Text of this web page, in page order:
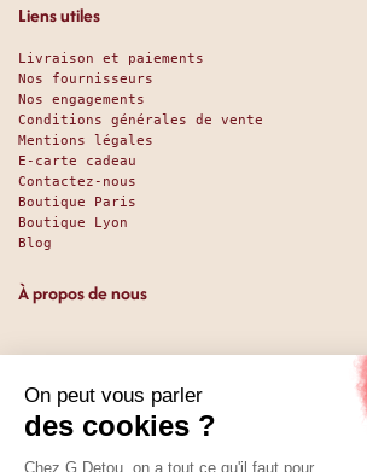
Liens utiles
Livraison et paiements
Nos fournisseurs
Nos engagements
Conditions générales de vente
Mentions légales
E-carte cadeau
Contactez-nous
Boutique Paris
Boutique Lyon
Blog
À propos de nous
Depuis 1951, nous accueillons les
en leur promettant des produits de
prix. Que vous soyez des pros ou des
cherchiez du sucré ou du salé, nous
qu’il vous faut. Et même des choses que